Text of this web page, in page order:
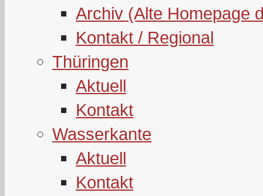
Archiv (Alte Homepage
Kontakt / Regional
Thüringen
Aktuell
Kontakt
Wasserkante
Aktuell
Kontakt